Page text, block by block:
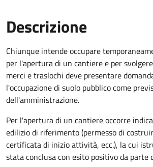
Descrizione
Chiunque intende occupare
per l'apertura di un cantiere e per
merci e traslochi deve presentare
l'occupazione di suolo pubblico come
dell'amministrazione.
Per l'apertura di un cantiere occorre
edilizio di riferimento (permesso di
certificata di inizio attività, ecc.), la cui
stata conclusa con esito positivo da parte